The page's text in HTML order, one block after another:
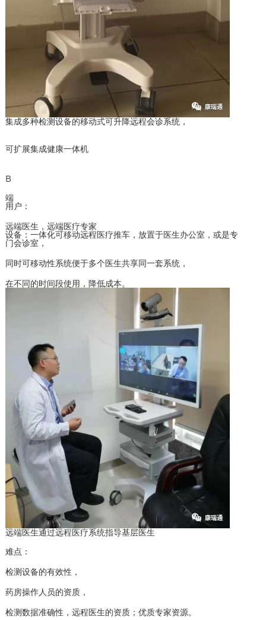
集成多种检测设备的移动式可升降远程会诊系统，
可扩展集成健康一体机
B
端
用户：
远端医生，远端医疗专家
设备：一体化可移动远程医疗推车，放置于医生办公室，或是专
门会诊室，
同时可移动性系统便于多个医生共享同一套系统，
在不同的时间段使用，降低成本。
远端医生通过远程医疗系统指导基层医生
难点：
检测设备的有效性，
药房操作人员的资质，
检测数据准确性，远程医生的资质；优质专家资源。